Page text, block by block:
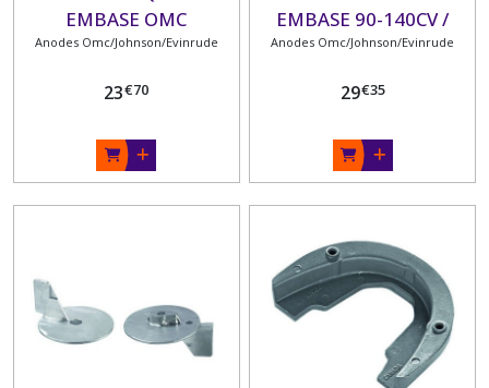
EMBASE OMC
Anodes Omc/Johnson/Evinrude
23€70
EMBASE 90-140CV /
Anodes Omc/Johnson/Evinrude
29€35